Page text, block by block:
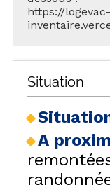
https://logevac-
Situation
A